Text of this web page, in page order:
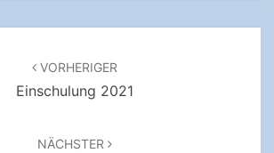
VORHERIGER
Einschulung 2021
NÄCHSTER